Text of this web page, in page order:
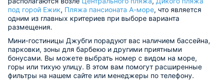
под горой Ежик, Пляжа пансионата А-море, что является
одним из главных критериев при выборе варианта
размещения.
Мини-гостиницы Джубги порадуют вас наличием бассейна,
парковки, зоны для барбекю и другими приятными
бонусами. Вы можете выбрать номер с видом на море,
горы или тихую улицу. В этом вам помогут расширенные
фильтры на нашем сайте или менеджеры по телефону.